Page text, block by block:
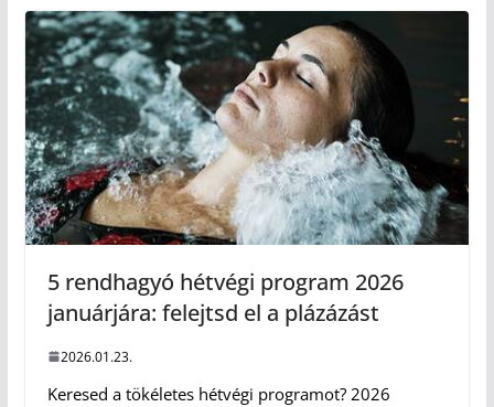
5 rendhagyó hétvégi program 2026
januárjára: felejtsd el a plázázást
2026.01.23.
Keresed a tökéletes hétvégi programot? 2026